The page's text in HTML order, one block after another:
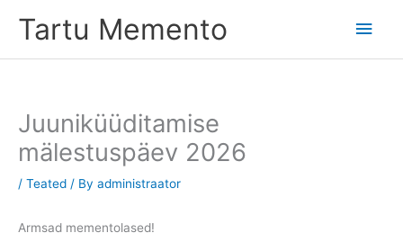
Tartu Memento
Main
Juuniküüditamise
mälestuspäev 2026
/ Teated / By administraator
Armsad mementolased!